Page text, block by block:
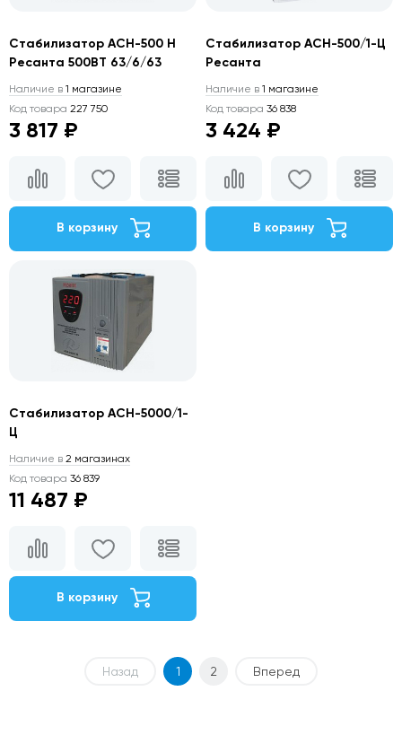
Стабилизатор АСН-500 Н
Ресанта 500ВТ 63/6/63
Наличие в 1 магазине
Код товара 227 750
3 817 ₽
В корзину
Стабилизатор АСН-500/1-Ц
Ресанта
Наличие в 1 магазине
Код товара 36 838
3 424 ₽
В корзину
Стабилизатор АСН-5000/1-
Ц
Наличие в 2 магазинах
Код товара 36 839
11 487 ₽
В корзину
Назад 1 2 Вперед